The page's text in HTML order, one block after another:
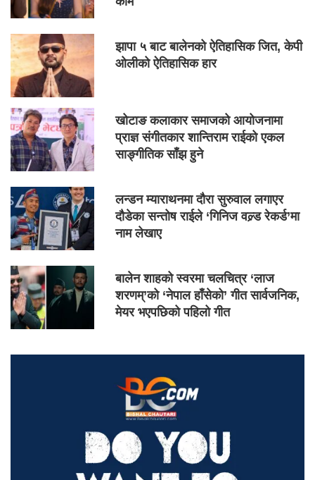
झापा ५ बाट बालेनको ऐतिहासिक जित, केपी
ओलीको ऐतिहासिक हार
खोटाङ कलाकार समाजको आयोजनामा
प्राज्ञ संगीतकार शान्तिराम राईको एकल
साङ्गीतिक साँझ हुने
लन्डन म्याराथनमा दौरा सुरुवाल लगाएर
दौडेका सन्तोष राईले ‘गिनिज वल्र्ड रेकर्ड’मा
नाम लेखाए
बालेन शाहको स्वरमा चलचित्र ‘लाज
शरणम्’को ‘नेपाल हाँसेको’ गीत सार्वजनिक,
मेयर भएपछिको पहिलो गीत